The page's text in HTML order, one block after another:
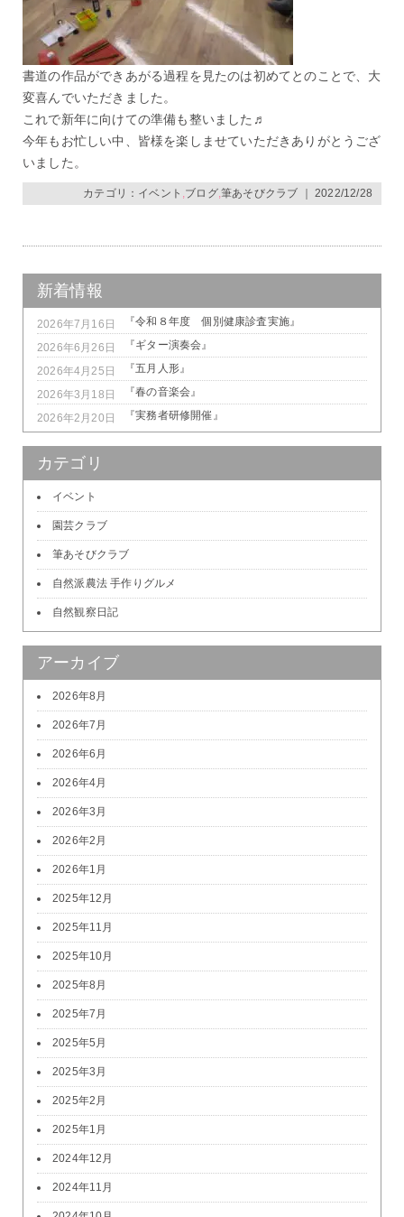
書道の作品ができあがる過程を見たのは初めてとのことで、大
変喜んでいただきました。
これで新年に向けての準備も整いました♬
今年もお忙しい中、皆様を楽しませていただきありがとうござ
いました。
カテゴリ： イベント ブログ, 筆あそびクラブ ｜ 2022/12/28
新着情報
2026年7月16日 『令和８年度 個別健康診査実施』
2026年6月26日 『ギター演奏会』
2026年4月25日 『五月人形』
2026年3月18日 『春の音楽会』
2026年2月20日 『実務者研修開催』
カテゴリ
イベント
園芸クラブ
筆あそびクラブ
自然派農法 手作りグルメ
自然観察日記
アーカイブ
2026年8月
2026年7月
2026年6月
2026年4月
2026年3月
2026年2月
2026年1月
2025年12月
2025年11月
2025年10月
2025年8月
2025年7月
2025年5月
2025年3月
2025年2月
2025年1月
2024年12月
2024年11月